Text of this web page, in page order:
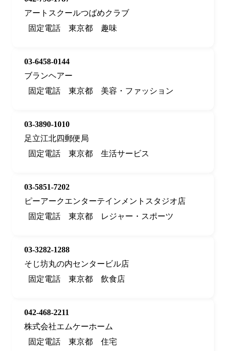
アートスクールつばめクラブ
固定電話
東京都 趣味
03-6458-0144
ブランヘアー
固定電話
東京都 美容・ファッション
03-3890-1010
足立江北四郵便局
固定電話
東京都 生活サービス
03-5851-7202
ピーアークエンターテインメントスタジオ店
固定電話
東京都 レジャー・スポーツ
03-3282-1288
そじ坊丸の内センタービル店
固定電話
東京都 飲食店
042-468-2211
株式会社エムケーホーム
固定電話
東京都 住宅